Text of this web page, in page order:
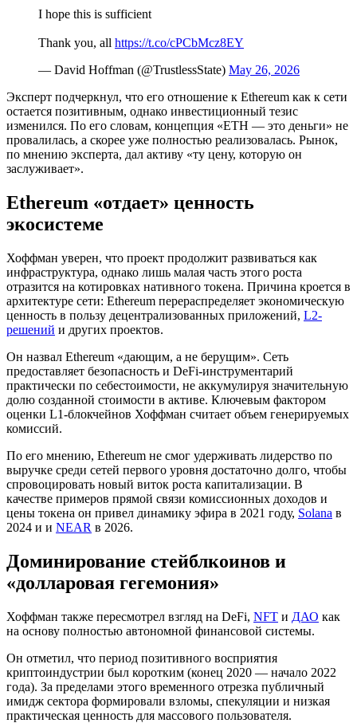
I hope this is sufficient
Thank you, all https://t.co/cPCbMcz8EY
— David Hoffman (@TrustlessState) May 26, 2026
Эксперт подчеркнул, что его отношение к Ethereum как к сети
остается позитивным, однако инвестиционный тезис
изменился. По его словам, концепция «ETH — это деньги» не
провалилась, а скорее уже полностью реализовалась. Рынок,
по мнению эксперта, дал активу «ту цену, которую он
заслуживает».
Ethereum «отдает» ценность
экосистеме
Хоффман уверен, что проект продолжит развиваться как
инфраструктура, однако лишь малая часть этого роста
отразится на котировках нативного токена. Причина кроется в
архитектуре сети: Ethereum перераспределяет экономическую
ценность в пользу децентрализованных приложений, L2-
решений и других проектов.
Он назвал Ethereum «дающим, а не берущим». Сеть
предоставляет безопасность и DeFi-инструментарий
практически по себестоимости, не аккумулируя значительную
долю созданной стоимости в активе. Ключевым фактором
оценки L1-блокчейнов Хоффман считает объем генерируемых
комиссий.
По его мнению, Ethereum не смог удерживать лидерство по
выручке среди сетей первого уровня достаточно долго, чтобы
спровоцировать новый виток роста капитализации. В
качестве примеров прямой связи комиссионных доходов и
цены токена он привел динамику эфира в 2021 году, Solana в
2024 и и NEAR в 2026.
Доминирование стейблкоинов и
«долларовая гегемония»
Хоффман также пересмотрел взгляд на DeFi, NFT и ДАО как
на основу полностью автономной финансовой системы.
Он отметил, что период позитивного восприятия
криптоиндустрии был коротким (конец 2020 — начало 2022
года). За пределами этого временного отрезка публичный
имидж сектора формировали взломы, спекуляции и низкая
практическая ценность для массового пользователя.